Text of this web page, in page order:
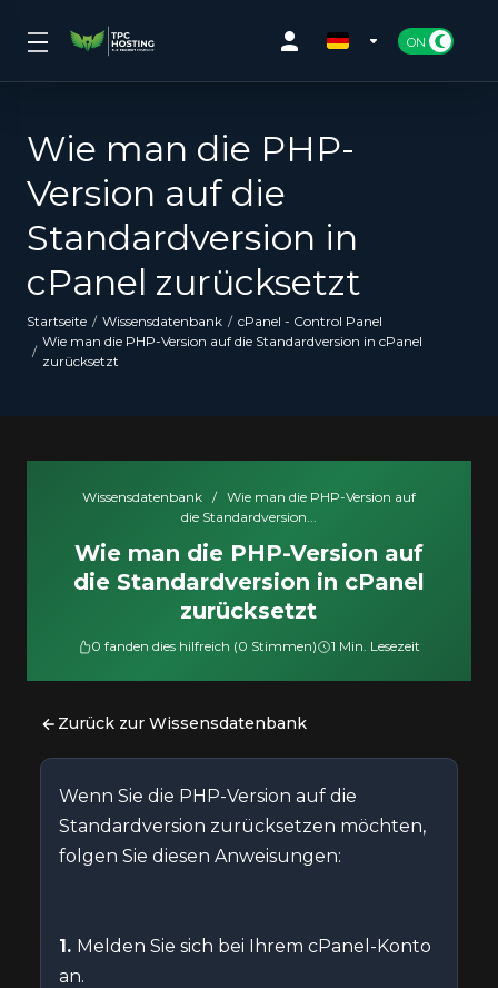
Wie man die PHP-
Version auf die
Standardversion in
cPanel zurücksetzt
Startseite Wissensdatenbank
cPanel - Control Panel
Wie man die PHP-Version auf die Standardversion in cPanel
zurücksetzt
Wissensdatenbank /
Wie man die PHP-Version auf
die Standardversion...
Wie man die PHP-Version auf
die Standardversion in cPanel
zurücksetzt
0 fanden dies hilfreich (0 Stimmen) 1 Min. Lesezeit
Zurück zur Wissensdatenbank
Wenn Sie die PHP-Version auf die
Standardversion zurücksetzen möchten,
folgen Sie diesen Anweisungen:
1. Melden Sie sich bei Ihrem cPanel-Konto
an.